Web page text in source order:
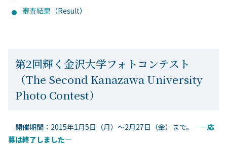
審査結果 （Result）
第2回輝く金沢大学フォトコンテスト
（The Second Kanazawa University
Photo Contest）
開催期間：2015年1月5日（月）～2月27日（金）まで。 ―応
募は終了しました―